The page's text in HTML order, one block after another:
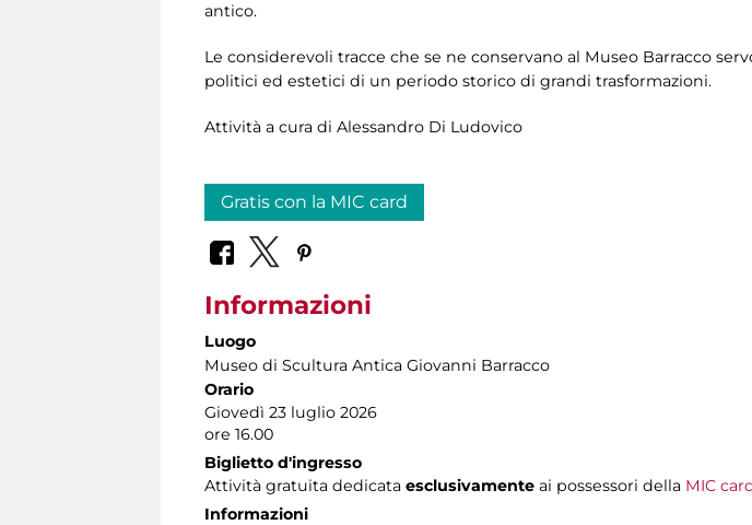
antico.
Le considerevoli tracce che se ne conservano al Museo Barracco
politici ed estetici di un periodo storico di grandi trasformazioni.
Attività a cura di Alessandro Di Ludovico
Gratis con la MIC card
Informazioni
Luogo
Museo di Scultura Antica Giovanni Barracco
Orario
Giovedì 23 luglio 2026
ore 16.00
Biglietto d'ingresso
Attività gratuita dedicata esclusivamente ai possessori della MIC
Informazioni